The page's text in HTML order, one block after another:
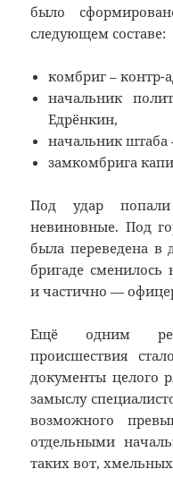
было
следующем составе:
комбриг – контр-
начальник
Едрёнкин,
начальник штаба
замкомбрига
Под удар
невиновные. Под
была переведена в
бригаде сменилось
и частично —
Ещё одним
происшествия
документы целого
замыслу
возможного
отдельными
таких вот,